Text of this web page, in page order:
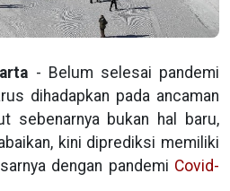
- Belum selesai pandemi
dihadapkan pada ancaman
sebenarnya bukan hal baru,
kini diprediksi memiliki
dengan pandemi Covid-